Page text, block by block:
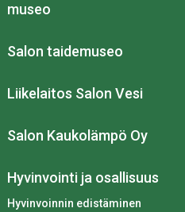
museo
Salon taidemuseo
Liikelaitos Salon Vesi
Salon Kaukolämpö Oy
Hyvinvointi ja osallisuus
Hyvinvoinnin edistäminen